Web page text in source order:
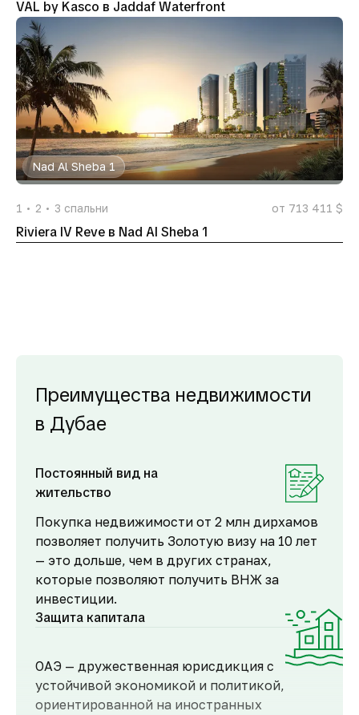
VAL by Kasco в Jaddaf Waterfront
Nad Al Sheba 1
1 2 3 спальни от 713 411 $
Riviera IV Reve в Nad Al Sheba 1
Преимущества недвижимости
в Дубае
Постоянный вид на
жительство
Покупка недвижимости от 2 млн дирхамов
позволяет получить Золотую визу на 10 лет
— это дольше, чем в других странах,
которые позволяют получить ВНЖ за
инвестиции.
Защита капитала
ОАЭ — дружественная юрисдикция с
устойчивой экономикой и политикой,
ориентированной на иностранных